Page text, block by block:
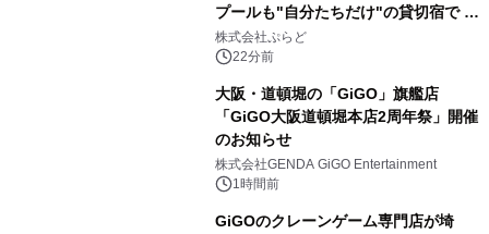
プールも"自分たちだけ"の貸切宿で 1
日1組限定「岩屋温泉 絵島別庭 海と
森」の握り寿司プラン
株式会社ぷらど
22分前
大阪・道頓堀の「GiGO」旗艦店
「GiGO大阪道頓堀本店2周年祭」開催
のお知らせ
株式会社GENDA GiGO Entertainment
1時間前
GiGOのクレーンゲーム専門店が埼